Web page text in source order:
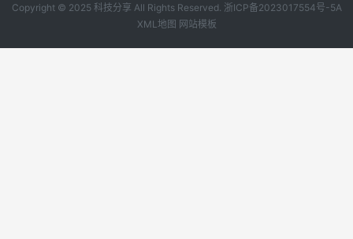
Copyright © 2025 科技分享 All Rights Reserved. 浙ICP备2023017554号-5A
XML地图 网站模板